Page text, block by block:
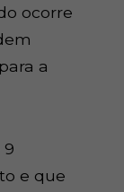
ocorre
a
9
e que